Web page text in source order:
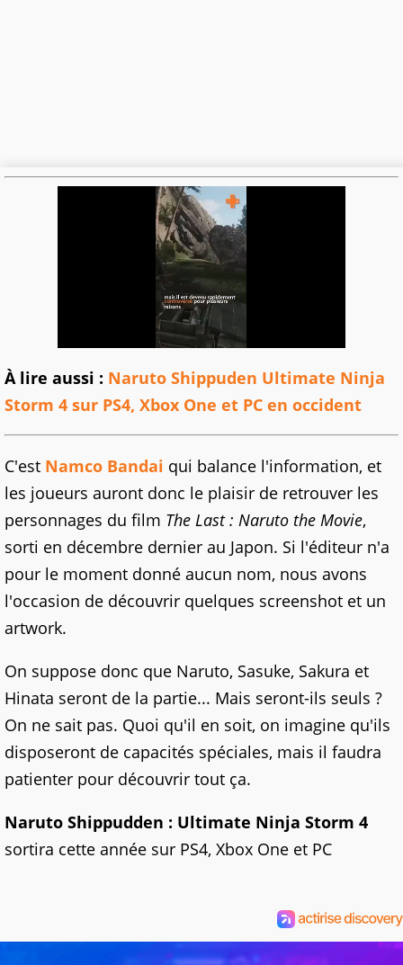
À lire aussi : Naruto Shippuden Ultimate Ninja
Storm 4 sur PS4, Xbox One et PC en occident
C'est Namco Bandai qui balance l'information, et
les joueurs auront donc le plaisir de retrouver les
personnages du film The Last : Naruto the Movie,
sorti en décembre dernier au Japon. Si l'éditeur n'a
pour le moment donné aucun nom, nous avons
l'occasion de découvrir quelques screenshot et un
artwork.
On suppose donc que Naruto, Sasuke, Sakura et
Hinata seront de la partie... Mais seront-ils seuls ?
On ne sait pas. Quoi qu'il en soit, on imagine qu'ils
disposeront de capacités spéciales, mais il faudra
patienter pour découvrir tout ça.
Naruto Shippudden : Ultimate Ninja Storm 4
sortira cette année sur PS4, Xbox One et PC